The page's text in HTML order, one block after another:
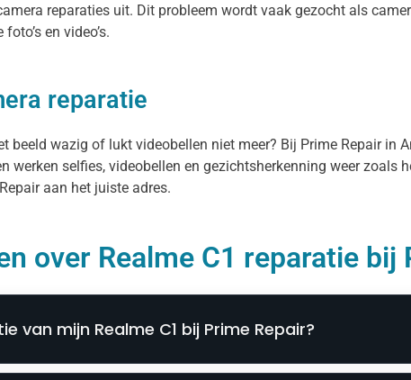
reparaties uit. Dit probleem wordt vaak gezocht als
en video’s.
reparatie
beeld wazig of lukt videobellen niet meer? Bij Prime Repair in
werken selfies, videobellen en gezichtsherkenning weer
aan het juiste adres.
over Realme C1 reparatie bij
van mijn Realme C1 bij Prime Repair?